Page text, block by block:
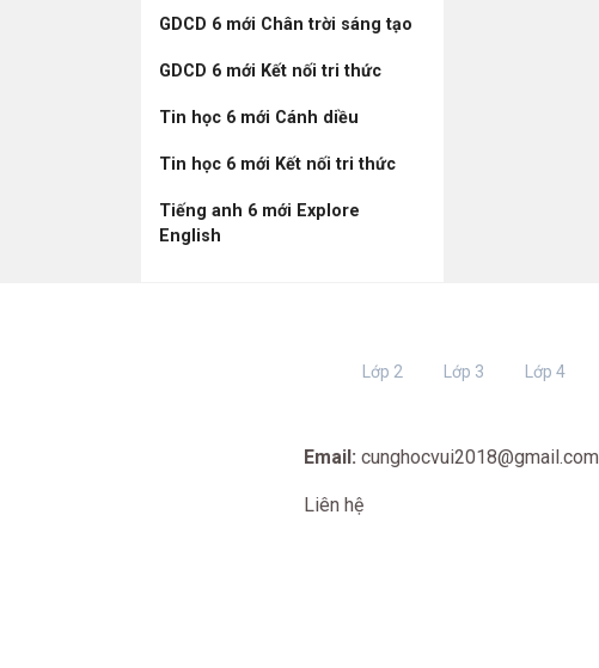
GDCD 6 mới Chân trời sáng tạo
GDCD 6 mới Kết nối tri thức
Tin học 6 mới Cánh diều
Tin học 6 mới Kết nối tri thức
Tiếng anh 6 mới Explore
English
Lớp 2 Lớp 3 Lớp 4
Email: cunghocvui2018@gmail.com
Liên hệ